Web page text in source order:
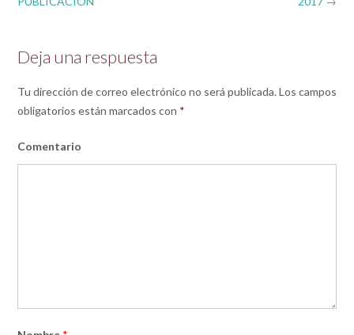
Deja una respuesta
Tu dirección de correo electrónico no será publicada. Los campos
obligatorios están marcados con *
Comentario